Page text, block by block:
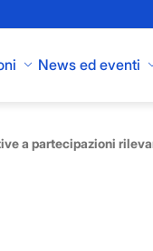
News ed eventi
a partecipazioni